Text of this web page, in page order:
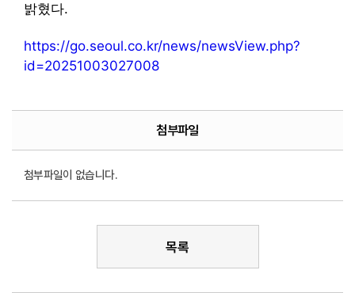
밝혔다.
https://go.seoul.co.kr/news/newsView.php?
id=20251003027008
첨부파일
첨부파일이 없습니다.
목록